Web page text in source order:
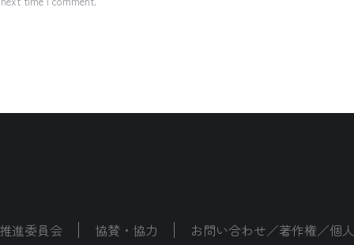
進委員会 協賛・協力 お問い合わせ／著作権／個